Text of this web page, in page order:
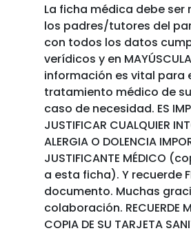
La ficha médica debe ser
los padres/tutores del
con todos los datos
verídicos y en
información es vital para
tratamiento médico de
caso de necesidad. ES
JUSTIFICAR CUALQUIER
ALERGIA O DOLENCIA
JUSTIFICANTE MÉDICO
a esta ficha). Y recuerde
documento. Muchas
colaboración. RECUERDE
COPIA DE SU TARJETA